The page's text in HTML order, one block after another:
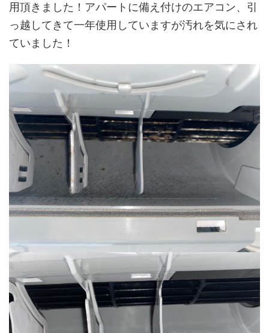
用頂きました！アパートに備え付けのエアコン、引
っ越してきて一年使用していますが汚れを気にされ
ていました！